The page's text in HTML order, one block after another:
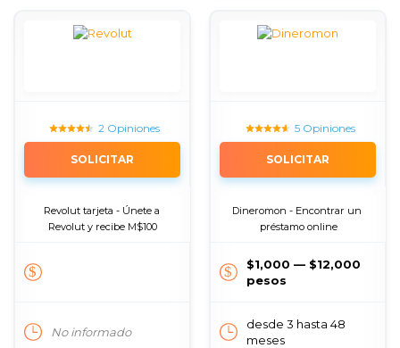
2 Opiniones
SOLICITAR
Revolut tarjeta - Únete a
Revolut y recibe M$100
No informado
5 Opiniones
SOLICITAR
Dineromon - Encontrar un
préstamo online
$1,000 — $12,000
pesos
desde 3 hasta 48
meses